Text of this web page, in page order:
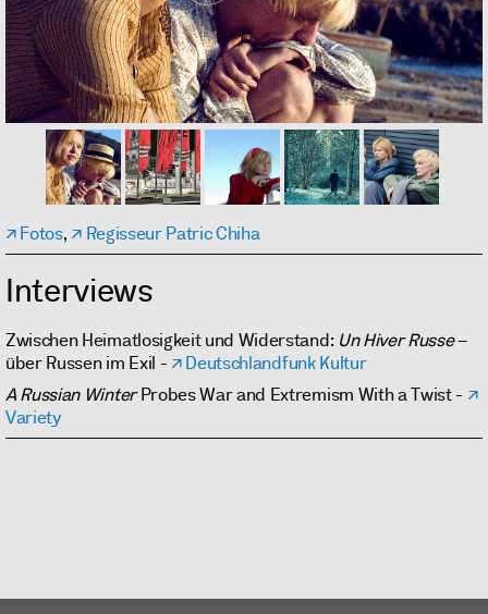
Fotos, Regisseur Patric Chiha
Interviews
Zwischen Heimatlosigkeit und Widerstand: Un Hiver Russe–
über Russen im Exil -
Deutschlandfunk Kultur
A Russian WinterProbes War and Extremism With a Twist -
Variety